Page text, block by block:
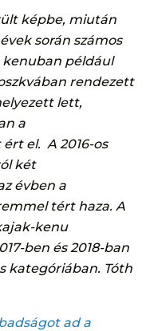
képbe, miután
során számos
például
rendezett
lett,
a
el. A 2016-os
két
évben a
tért haza. A
kenu
ben és 2018-ban
kategóriában. Tóth
ad a